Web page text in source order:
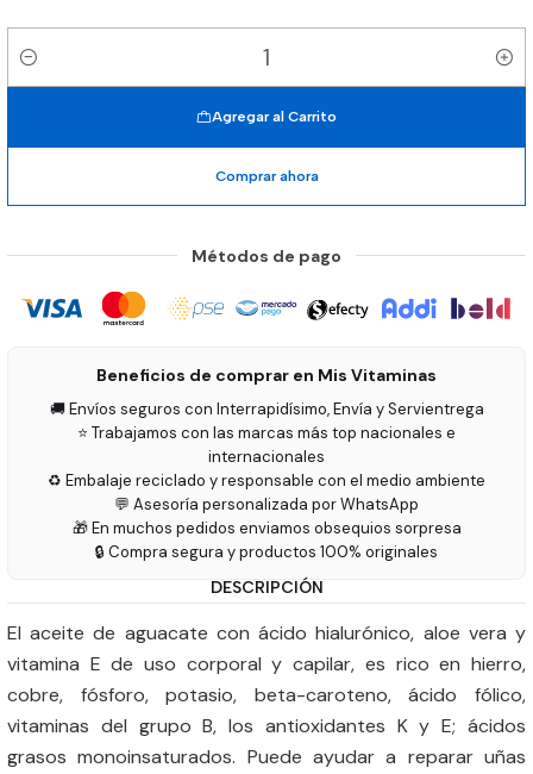
Cantidad
Agregar al Carrito
Comprar ahora
Métodos de pago
Beneficios de comprar en Mis Vitaminas
🚚 Envíos seguros con Interrapidísimo, Envía y Servientrega
⭐ Trabajamos con las marcas más top nacionales e
internacionales
♻️ Embalaje reciclado y responsable con el medio ambiente
💬 Asesoría personalizada por WhatsApp
🎁 En muchos pedidos enviamos obsequios sorpresa
🔒 Compra segura y productos 100% originales
DESCRIPCIÓN
El aceite de aguacate con ácido hialurónico, aloe vera y
vitamina E de uso corporal y capilar, es rico en hierro,
cobre, fósforo, potasio, beta-caroteno, ácido fólico,
vitaminas del grupo B, los antioxidantes K y E; ácidos
grasos monoinsaturados. Puede ayudar a reparar uñas